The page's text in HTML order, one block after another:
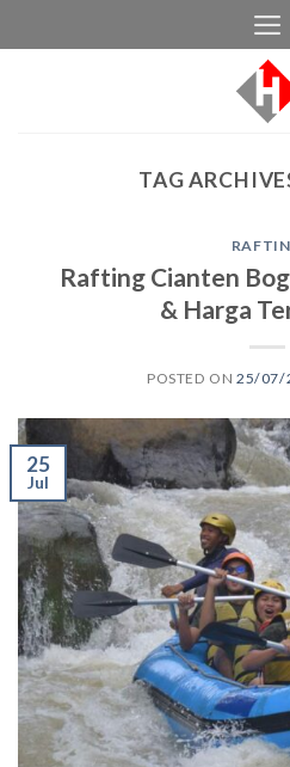
to
TAG
Rafting Cianten
& Harga
POSTED ON25/07/
25
Jul